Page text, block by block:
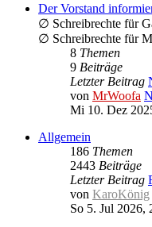
Der Vorstand
∅ Schreibrechte für
∅ Schreibrechte für
8 Themen
9 Beiträge
Letzter Beitrag
von MrWoofa
Mi 10. Dez
Allgemein
186 Themen
2443 Beiträge
Letzter Beitrag
von KaroKönig
So 5. Jul 2026,